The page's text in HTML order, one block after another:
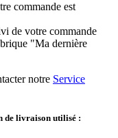
commande est
de votre commande
"Ma dernière
notre Service
de livraison utilisé :